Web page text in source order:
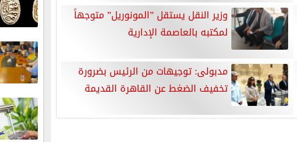
​وزير النقل يستقل ”المونوريل” متوجهاً
لمكتبه بالعاصمة الإدارية
مدبولى: توجيهات من الرئيس بضرورة
تخفيف الضغط عن القاهرة القديمة